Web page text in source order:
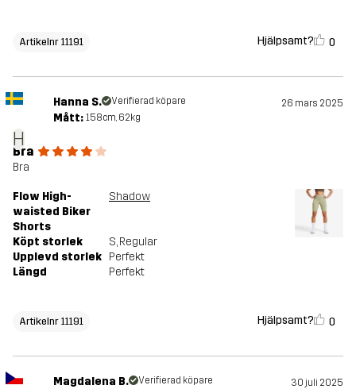
Artikelnr 11191 Hjälpsamt? 0
H
Hanna S. Verifierad köpare 26 mars 2025
Mått: 158cm, 62kg
Bra
Bra
Flow High-
waisted Biker
Shorts
Shadow
Köpt storlek S, Regular
Upplevd storlek Perfekt
Längd
Perfekt
Artikelnr 11191 Hjälpsamt? 0
Magdalena B. Verifierad köpare 30 juli 2025